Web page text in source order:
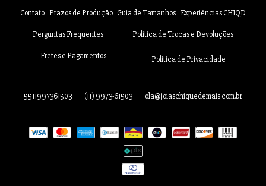
Contato Prazos de Produção Guia de Tamanhos Experiências CHIQD
Perguntas Frequentes Política de Trocas e Devoluções
Fretes e Pagamentos Politica de Privacidade
5511997361503 (11) 9973-61503 ola@joiaschiquedemais.com.br